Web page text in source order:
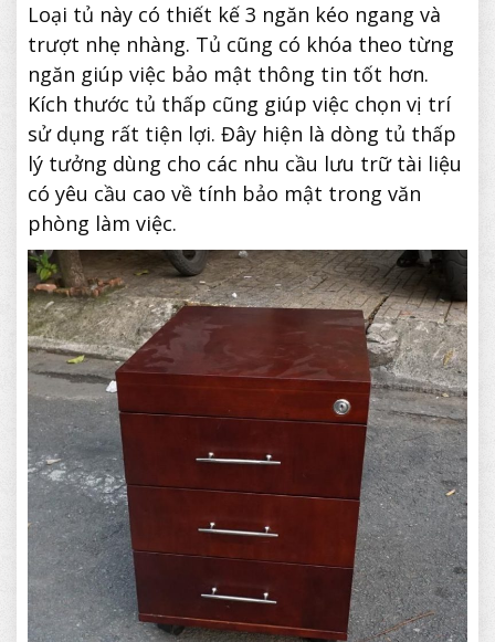
Loại tủ này có thiết kế 3 ngăn kéo ngang và
trượt nhẹ nhàng. Tủ cũng có khóa theo từng
ngăn giúp việc bảo mật thông tin tốt hơn.
Kích thước tủ thấp cũng giúp việc chọn vị trí
sử dụng rất tiện lợi. Đây hiện là dòng tủ thấp
lý tưởng dùng cho các nhu cầu lưu trữ tài liệu
có yêu cầu cao về tính bảo mật trong văn
phòng làm việc.